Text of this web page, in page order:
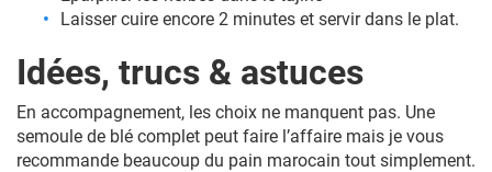
Laisser cuire encore 2 minutes et servir dans le plat.
Idées, trucs & astuces
En accompagnement, les choix ne manquent pas. Une
semoule de blé complet peut faire l’affaire mais je vous
recommande beaucoup du pain marocain tout simplement.